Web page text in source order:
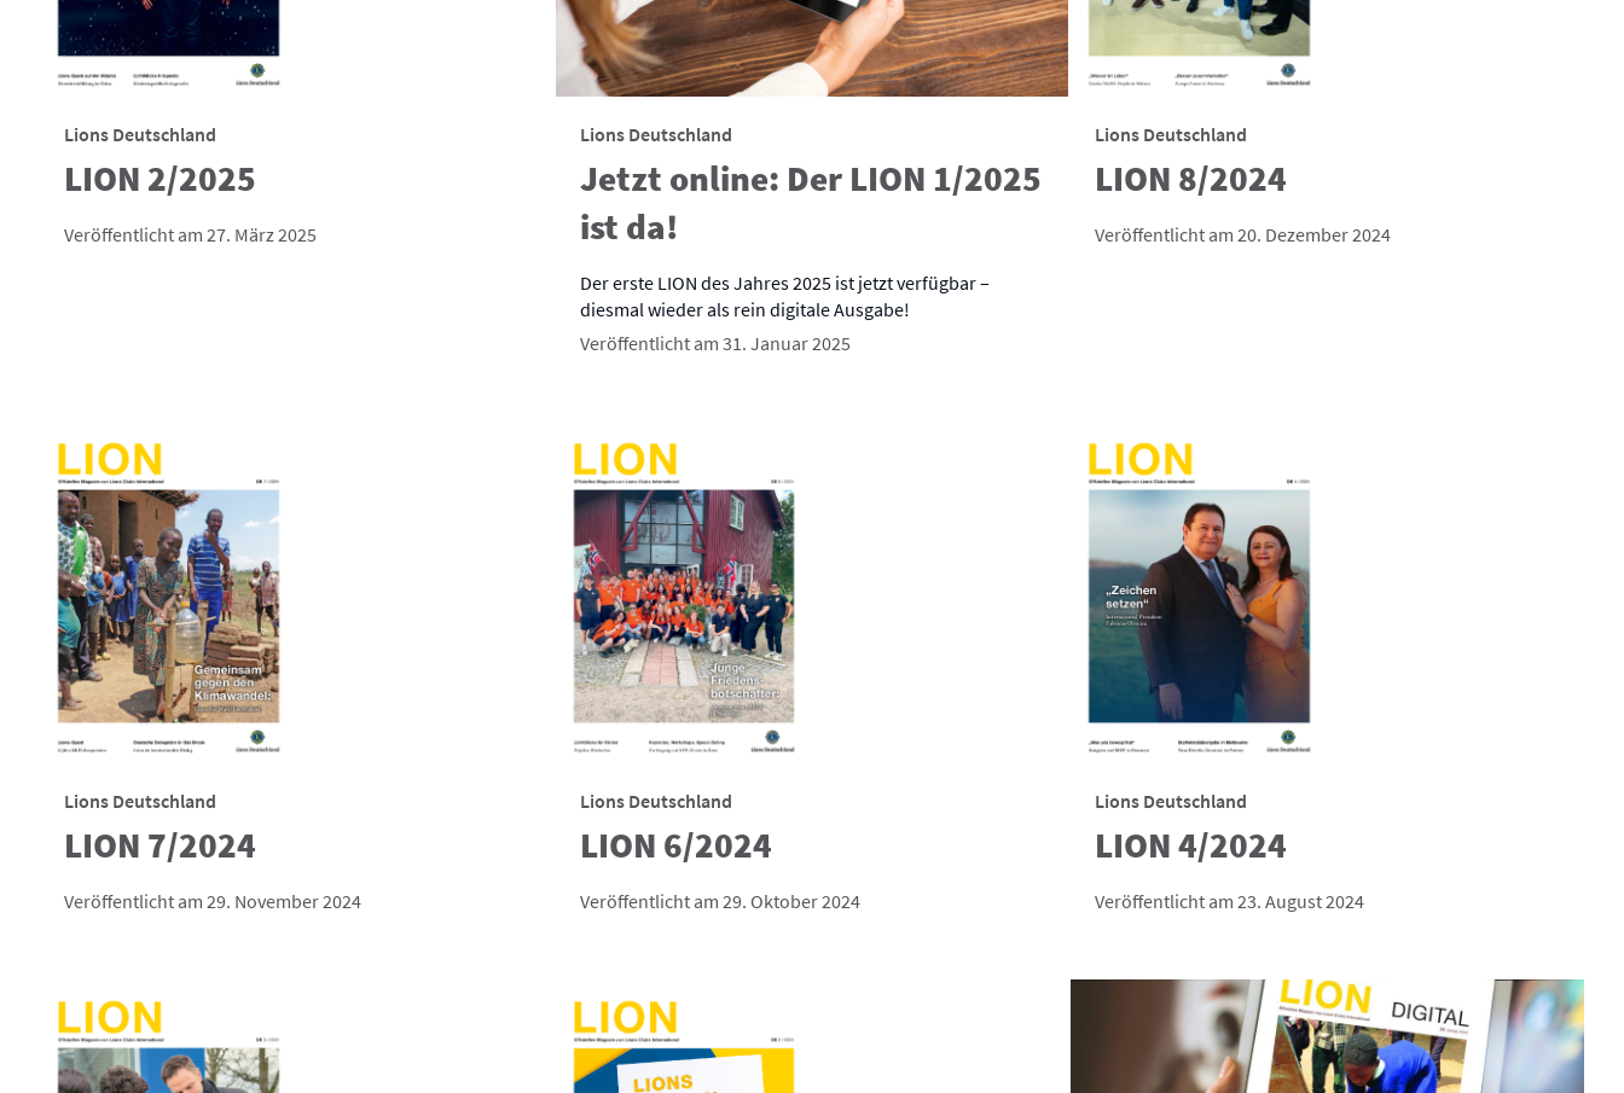
Lions Deutschland
LION 2/2025
Veröffentlicht am 27. März 2025
Lions Deutschland
Jetzt online: Der LION 1/2025
ist da!
Der erste LION des Jahres 2025 ist jetzt verfügbar –
diesmal wieder als rein digitale Ausgabe!
Veröffentlicht am 31. Januar 2025
Lions Deutschland
LION 8/2024
Veröffentlicht am 20. Dezember 2024
Lions Deutschland
LION 7/2024
Veröffentlicht am 29. November 2024
Lions Deutschland
LION 6/2024
Veröffentlicht am 29. Oktober 2024
Lions Deutschland
LION 4/2024
Veröffentlicht am 23. August 2024